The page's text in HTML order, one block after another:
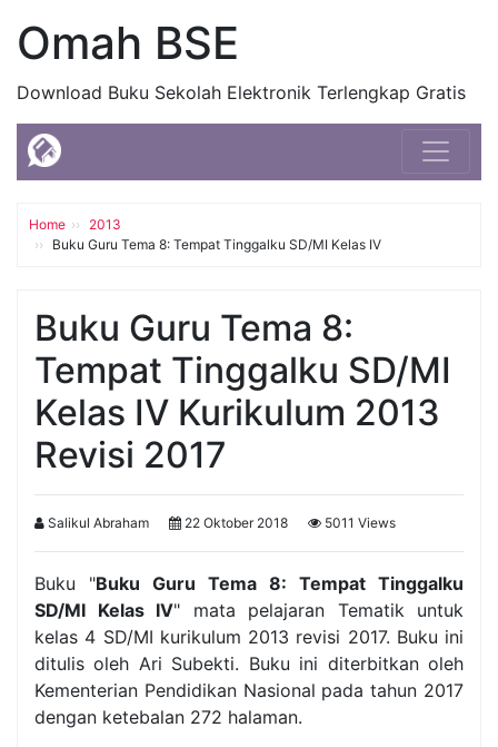
Omah BSE
Download Buku Sekolah Elektronik Terlengkap Gratis
Home
2013
Buku Guru Tema 8: Tempat Tinggalku SD/MI Kelas IV
Buku Guru Tema 8:
Tempat Tinggalku SD/MI
Kelas IV Kurikulum 2013
Revisi 2017
Salikul Abraham 22 Oktober 2018 5011 Views
Buku "Buku Guru Tema 8: Tempat Tinggalku
SD/MI Kelas IV" mata pelajaran Tematik untuk
kelas 4 SD/MI kurikulum 2013 revisi 2017. Buku ini
ditulis oleh Ari Subekti. Buku ini diterbitkan oleh
Kementerian Pendidikan Nasional pada tahun 2017
dengan ketebalan 272 halaman.